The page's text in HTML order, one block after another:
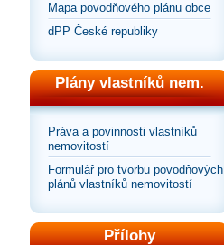
Mapa povodňového plánu obce
dPP České republiky
Plány vlastníků nem.
Práva a povinnosti vlastníků
nemovitostí
Formulář pro tvorbu povodňových
plánů vlastníků nemovitostí
Přílohy